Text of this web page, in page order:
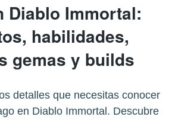
Diablo Immortal:
habilidades,
gemas y builds
detalles que necesitas conocer
en Diablo Immortal. Descubre